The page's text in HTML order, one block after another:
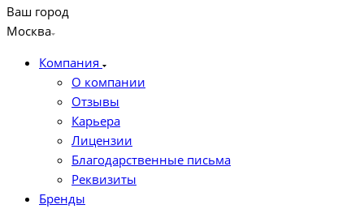
Ваш город
Москва
Компания
О компании
Отзывы
Карьера
Лицензии
Благодарственные письма
Реквизиты
Бренды